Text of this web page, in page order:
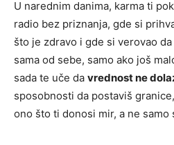
U narednim danima, karma ti
radio bez priznanja, gde si
što je zdravo i gde si verovao
sama od sebe, samo ako još
sada te uče da vrednost ne
sposobnosti da postaviš
ono što ti donosi mir, a ne samo